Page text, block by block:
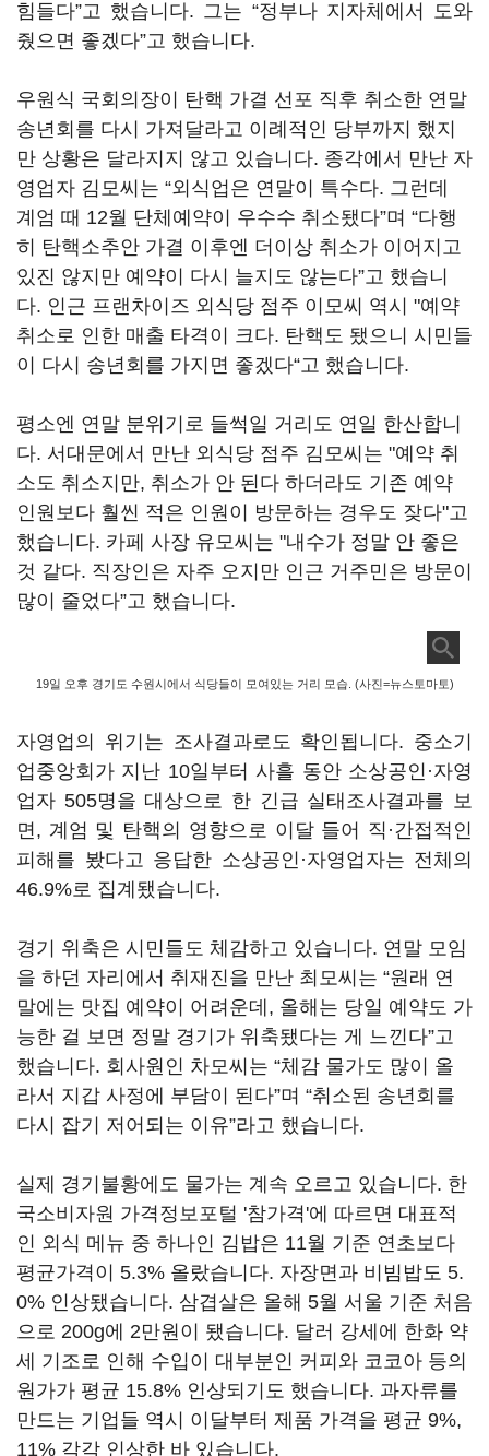
힘들다”고 했습니다. 그는 “정부나 지자체에서 도와
줬으면 좋겠다”고 했습니다.
우원식 국회의장이 탄핵 가결 선포 직후 취소한 연말
송년회를 다시 가져달라고 이례적인 당부까지 했지
만 상황은 달라지지 않고 있습니다. 종각에서 만난 자
영업자 김모씨는 “외식업은 연말이 특수다. 그런데
계엄 때 12월 단체예약이 우수수 취소됐다”며 “다행
히 탄핵소추안 가결 이후엔 더이상 취소가 이어지고
있진 않지만 예약이 다시 늘지도 않는다”고 했습니
다. 인근 프랜차이즈 외식당 점주 이모씨 역시 "예약
취소로 인한 매출 타격이 크다. 탄핵도 됐으니 시민들
이 다시 송년회를 가지면 좋겠다“고 했습니다.
평소엔 연말 분위기로 들썩일 거리도 연일 한산합니
다. 서대문에서 만난 외식당 점주 김모씨는 "예약 취
소도 취소지만, 취소가 안 된다 하더라도 기존 예약
인원보다 훨씬 적은 인원이 방문하는 경우도 잦다"고
했습니다. 카페 사장 유모씨는 "내수가 정말 안 좋은
것 같다. 직장인은 자주 오지만 인근 거주민은 방문이
많이 줄었다”고 했습니다.
19일 오후 경기도 수원시에서 식당들이 모여있는 거리 모습. (사진=뉴스토마토)
자영업의 위기는 조사결과로도 확인됩니다. 중소기
업중앙회가 지난 10일부터 사흘 동안 소상공인·자영
업자 505명을 대상으로 한 긴급 실태조사결과를 보
면, 계엄 및 탄핵의 영향으로 이달 들어 직·간접적인
피해를 봤다고 응답한 소상공인·자영업자는 전체의
46.9%로 집계됐습니다.
경기 위축은 시민들도 체감하고 있습니다. 연말 모임
을 하던 자리에서 취재진을 만난 최모씨는 “원래 연
말에는 맛집 예약이 어려운데, 올해는 당일 예약도 가
능한 걸 보면 정말 경기가 위축됐다는 게 느낀다”고
했습니다. 회사원인 차모씨는 “체감 물가도 많이 올
라서 지갑 사정에 부담이 된다”며 “취소된 송년회를
다시 잡기 저어되는 이유”라고 했습니다.
실제 경기불황에도 물가는 계속 오르고 있습니다. 한
국소비자원 가격정보포털 '참가격'에 따르면 대표적
인 외식 메뉴 중 하나인 김밥은 11월 기준 연초보다
평균가격이 5.3% 올랐습니다. 자장면과 비빔밥도 5.
0% 인상됐습니다. 삼겹살은 올해 5월 서울 기준 처음
으로 200g에 2만원이 됐습니다. 달러 강세에 한화 약
세 기조로 인해 수입이 대부분인 커피와 코코아 등의
원가가 평균 15.8% 인상되기도 했습니다. 과자류를
만드는 기업들 역시 이달부터 제품 가격을 평균 9%,
11% 각각 인상한 바 있습니다.